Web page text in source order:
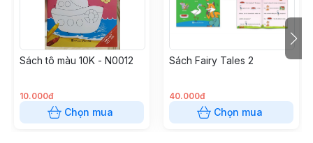
Sách tô màu 10K - N0012
10.000đ
Chọn mua
Sách Fairy Tales 2
40.000đ
Chọn mua